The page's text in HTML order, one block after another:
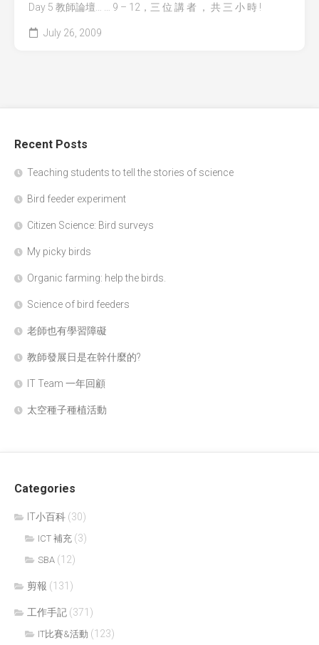
Day 5 教師論壇… … 9 – 12，三 位 講 者 ， 共 三 小 時 !
July 26, 2009
Recent Posts
Teaching students to tell the stories of science
Bird feeder experiment
Citizen Science: Bird surveys
My picky birds
Organic farming: help the birds.
Science of bird feeders
老師也有學習障礙
教師發展日是在幹什麼的?
IT Team 一年回顧
太空種子種植活動
Categories
IT小百科 (30)
ICT 補充 (3)
SBA (12)
剪報 (131)
工作手記 (371)
IT比賽&活動 (123)